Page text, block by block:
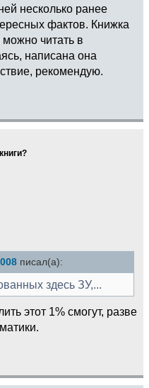
несколько ранее
фактов. Книжка
читать в
написана она
рекомендую.
писал(а):
здесь ЗУ,...
этот 1% смогут, разве